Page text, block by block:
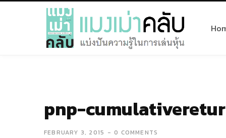
pnp-
FEBRUARY 3, 2015 0 COMMENTS